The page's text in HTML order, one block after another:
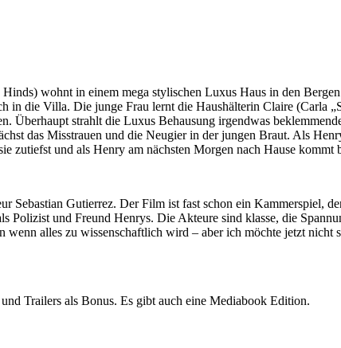
wohnt in einem mega stylischen Luxus Haus in den
in die Villa. Die junge Frau lernt die Haushälterin Claire (Carla
Überhaupt strahlt die Luxus Behausung irgendwas
das Misstrauen und die Neugier in der jungen Braut. Als
zutiefst und als Henry am nächsten Morgen nach Hause
Gutierrez. Der Film ist fast schon ein Kammerspiel,
Polizist und Freund Henrys. Die Akteure sind klasse, die
alles zu wissenschaftlich wird – aber ich möchte jetzt
Trailers als Bonus. Es gibt auch eine Mediabook Edition.